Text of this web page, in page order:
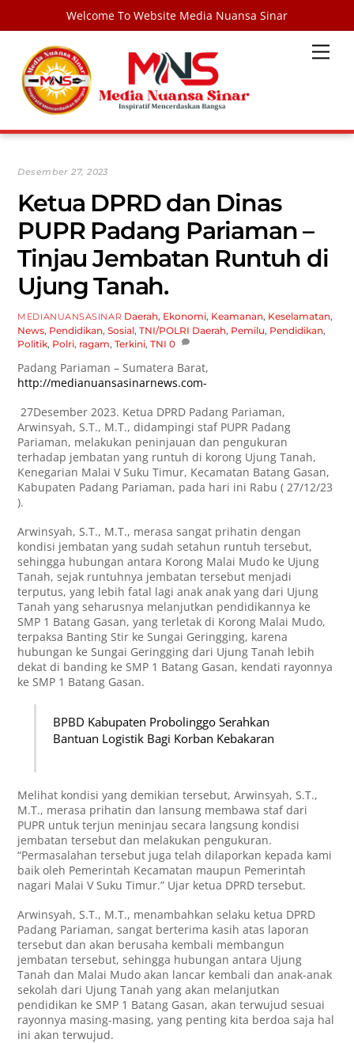
Welcome To Website Media Nuansa Sinar
content
Desember 27, 2023
Ketua DPRD dan Dinas
PUPR Padang Pariaman –
Tinjau Jembatan Runtuh di
Ujung Tanah.
MEDIANUANSASINAR Daerah, Ekonomi, Keamanan, Keselamatan,
News, Pendidikan,Sosial,TNI/POLRI Daerah, Pemilu, Pendidikan,
Politik, Polri, ragam,Terkini,TNI 0
Padang Pariaman – Sumatera Barat,
http://medianuansasinarnews.com-
27Desember 2023. Ketua DPRD Padang Pariaman,
Arwinsyah, S.T., M.T., didampingi staf PUPR Padang
Pariaman, melakukan peninjauan dan pengukuran
terhadap jembatan yang runtuh di korong Ujung Tanah,
Kenegarian Malai V Suku Timur, Kecamatan Batang Gasan,
Kabupaten Padang Pariaman, pada hari ini Rabu ( 27/12/23
).
Arwinsyah, S.T., M.T., merasa sangat prihatin dengan
kondisi jembatan yang sudah setahun runtuh tersebut,
sehingga hubungan antara Korong Malai Mudo ke Ujung
Tanah, sejak runtuhnya jembatan tersebut menjadi
terputus, yang lebih fatal lagi anak anak yang dari Ujung
Tanah yang seharusnya melanjutkan pendidikannya ke
SMP 1 Batang Gasan, yang terletak di Korong Malai Mudo,
terpaksa Banting Stir ke Sungai Geringging, karena
hubungan ke Sungai Geringging dari Ujung Tanah lebih
dekat di banding ke SMP 1 Batang Gasan, kendati rayonnya
ke SMP 1 Batang Gasan.
BPBD Kabupaten Probolinggo Serahkan
Bantuan Logistik Bagi Korban Kebakaran
Melihat kondisi yang demikian tersebut, Arwinsyah, S.T.,
M.T., merasa prihatin dan lansung membawa staf dari
PUPR untuk terjun meninjau secara langsung kondisi
jembatan tersebut dan melakukan pengukuran.
“Permasalahan tersebut juga telah dilaporkan kepada kami
baik oleh Pemerintah Kecamatan maupun Pemerintah
nagari Malai V Suku Timur.” Ujar ketua DPRD tersebut.
Arwinsyah, S.T., M.T., menambahkan selaku ketua DPRD
Padang Pariaman, sangat berterima kasih atas laporan
tersebut dan akan berusaha kembali membangun
jembatan tersebut, sehingga hubungan antara Ujung
Tanah dan Malai Mudo akan lancar kembali dan anak-anak
sekolah dari Ujung Tanah yang akan melanjutkan
pendidikan ke SMP 1 Batang Gasan, akan terwujud sesuai
rayonnya masing-masing, yang penting kita berdoa saja hal
ini akan terwujud.